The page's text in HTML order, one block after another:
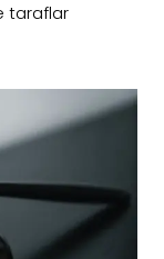
taraflar